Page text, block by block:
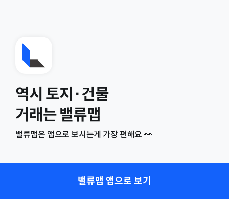
역시 토지·건물
거래는 밸류맵
밸류맵은 앱으로 보시는게 가장 편해요 👀
밸류맵 앱으로 보기